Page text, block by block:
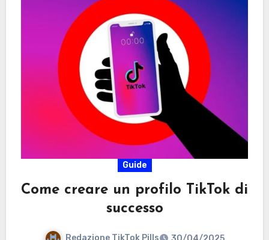
Guide
Come creare un profilo TikTok di
successo
Redazione TikTok Pills